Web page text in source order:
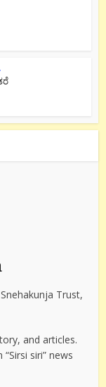
Trust,
and articles.
siri” news